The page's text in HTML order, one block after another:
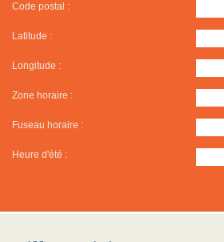
Code postal :
Latitude :
Longitude :
Zone horaire :
Fuseau horaire :
Heure d'été :